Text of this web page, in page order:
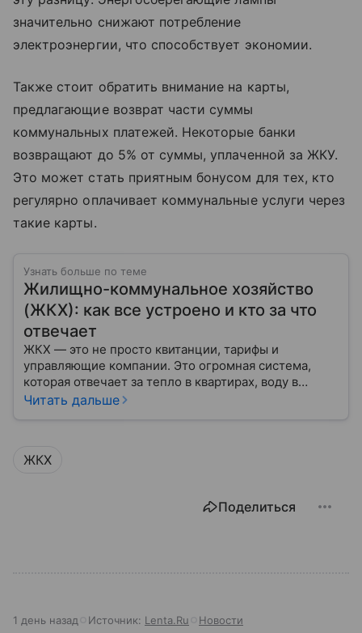
значительно снижают потребление
электроэнергии, что способствует экономии.
Также стоит обратить внимание на карты,
предлагающие возврат части суммы
коммунальных платежей. Некоторые банки
возвращают до 5% от суммы, уплаченной за ЖКУ.
Это может стать приятным бонусом для тех, кто
регулярно оплачивает коммунальные услуги через
такие карты.
Узнать больше по теме
Жилищно-коммунальное хозяйство
(ЖКХ): как все устроено и кто за что
отвечает
ЖКХ — это не просто квитанции, тарифы и
управляющие компании. Это огромная система,
которая отвечает за тепло в квартирах, воду в
кране, освещение улиц и чистоту во дворах.
Читать дальше
ЖКХ
Поделиться
1 день назад Источник: Lenta.Ru Новости